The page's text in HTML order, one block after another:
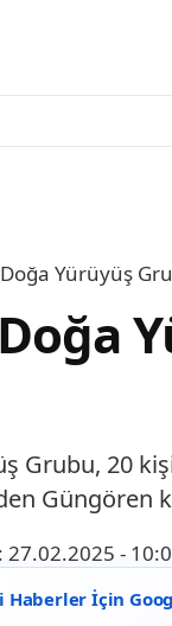
Yürüyüş
Grubu, 20
Güngören
27.02.2025 -
Haberler İçin